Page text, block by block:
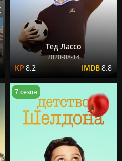
Тед Лассо
2020-08-14
8.2 8.8
7 сезон